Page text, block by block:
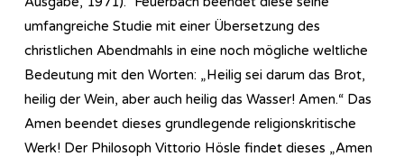
umfangreiche Studie mit einer Übersetzung des
christlichen Abendmahls in eine noch mögliche weltliche
Bedeutung mit den Worten: „Heilig sei darum das Brot,
heilig der Wein, aber auch heilig das Wasser! Amen.“ Das
Amen beendet dieses grundlegende religionskritische
Werk! Der Philosoph Vittorio Hösle findet dieses „Amen